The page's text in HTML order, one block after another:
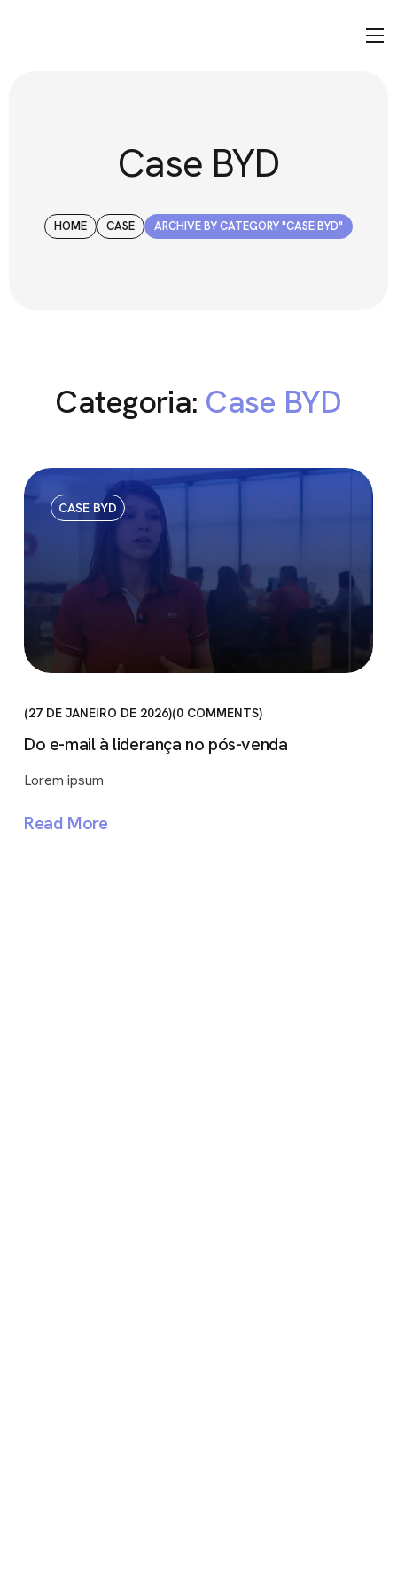
Case BYD
HOME CASE ARCHIVE BY CATEGORY "CASE BYD"
Categoria: Case BYD
CASE BYD
27 DE JANEIRO DE 2026 0 COMMENTS
Do e-mail à liderança no pós-venda
Lorem ipsum
Read More